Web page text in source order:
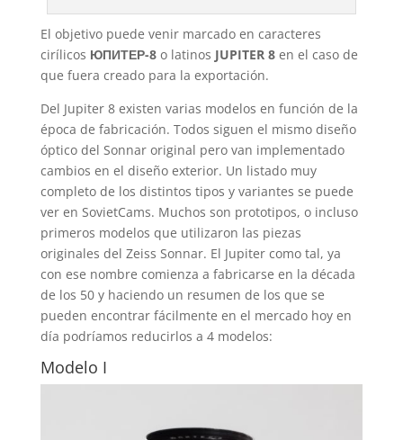
El objetivo puede venir marcado en caracteres
cirílicos ЮПИТЕР-8o latinos JUPITER 8en el caso de
que fuera creado para la exportación.
Del Jupiter 8 existen varias modelos en función de la
época de fabricación. Todos siguen el mismo diseño
óptico del Sonnar original pero van implementado
cambios en el diseño exterior. Un listado muy
completo de los distintos tipos y variantes se puede
ver en SovietCams. Muchos son prototipos, o incluso
primeros modelos que utilizaron las piezas
originales del Zeiss Sonnar. El Jupiter como tal, ya
con ese nombre comienza a fabricarse en la década
de los 50 y haciendo un resumen de los que se
pueden encontrar fácilmente en el mercado hoy en
día podríamos reducirlos a 4 modelos:
Modelo I